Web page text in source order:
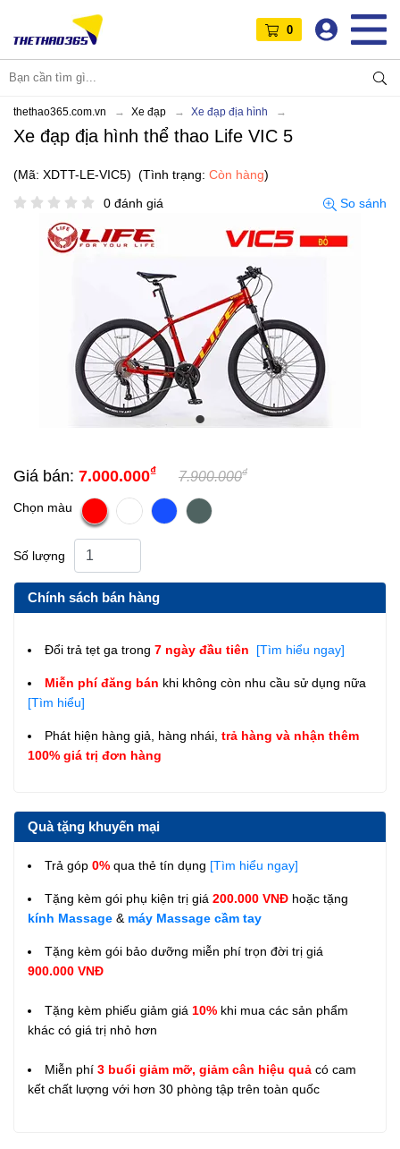
0
thethao365.com.vn Xe đạp Xe đạp địa hình
Xe đạp địa hình thể thao Life VIC 5
(Mã: XDTT-LE-VIC5) (Tình trạng: Còn hàng)
0 đánh giá
So sánh
Giá bán: 7.000.000₫ 7.900.000₫
Chọn màu
Số lượng
Chính sách bán hàng
Đổi trả tẹt ga trong 7 ngày đầu tiên [Tìm hiểu ngay]
Miễn phí đăng bán khi không còn nhu cầu sử dụng nữa
[Tìm hiểu]
Phát hiện hàng giả, hàng nhái, trả hàng và nhận thêm
100% giá trị đơn hàng
Quà tặng khuyến mại
Trả góp 0% qua thẻ tín dụng [Tìm hiểu ngay]
Tặng kèm gói phụ kiện trị giá 200.000 VNĐ hoặc tặng
kính Massage & máy Massage cầm tay
Tặng kèm gói bảo dưỡng miễn phí trọn đời trị giá
900.000 VNĐ
Tặng kèm phiếu giảm giá 10% khi mua các sản phẩm
khác có giá trị nhỏ hơn
Miễn phí 3 buổi giảm mỡ, giảm cân hiệu quả có cam
kết chất lượng với hơn 30 phòng tập trên toàn quốc